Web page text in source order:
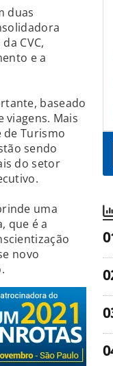
duas
CVC,
e a
baseado
viagens. Mais
Turismo
sendo
do setor
uma
que é a
novo